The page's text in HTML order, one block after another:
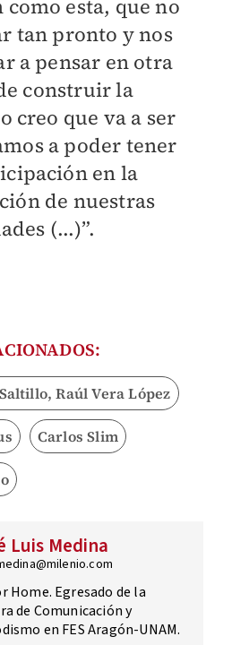
esta, que no
tan pronto y nos
a pensar en otra
construir la
creo que va a ser
a poder tener
en la
de nuestras
(...)”.
Raúl Vera López
Carlos Slim
Luis Medina
Home. Egresado de la
de Comunicación y
en FES Aragón-UNAM.